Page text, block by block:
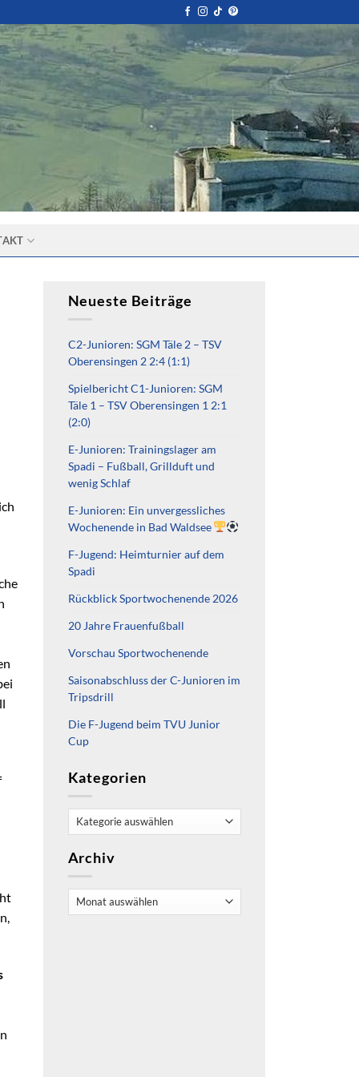
Neueste Beiträge
C2-Junioren: SGM Täle 2 – TSV
Oberensingen 2 2:4 (1:1)
Spielbericht C1-Junioren: SGM
Täle 1 – TSV Oberensingen 1 2:1
(2:0)
E-Junioren: Trainingslager am
Spadi – Fußball, Grillduft und
wenig Schlaf
E-Junioren: Ein unvergessliches
Wochenende in Bad Waldsee
F-Jugend: Heimturnier auf dem
Spadi
Rückblick Sportwochenende 2026
20 Jahre Frauenfußball
Vorschau Sportwochenende
Saisonabschluss der C-Junioren im
Tripsdrill
Die F-Jugend beim TVU Junior
Cup
Kategorien
Kategorien
Archiv
Archiv